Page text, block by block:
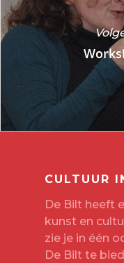
CULTUUR
De Bilt heeft
kunst en
zie je in één
De Bilt te